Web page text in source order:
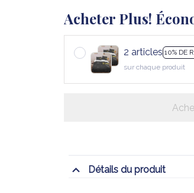
Acheter Plus!
2 articles 10% DE
sur chaque produit
Détails du produit